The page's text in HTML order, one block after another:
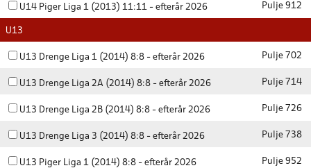
U14 Piger Liga 1 (2013) 11:11 - efterår 2026 Pulje 912
U13
U13 Drenge Liga 1 (2014) 8:8 - efterår 2026 Pulje 702
U13 Drenge Liga 2A (2014) 8:8 - efterår 2026 Pulje 714
U13 Drenge Liga 2B (2014) 8:8 - efterår 2026 Pulje 726
U13 Drenge Liga 3 (2014) 8:8 - efterår 2026 Pulje 738
U13 Piger Liga 1 (2014) 8:8 - efterår 2026 Pulje 952